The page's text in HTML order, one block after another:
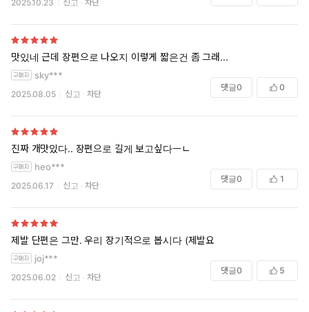
2025.10.23 신고 차단
맛있네 근데 장편으로 나오지 이렇게 짧은건 좀 그래...
sky***
2025.08.05 신고 차단
댓글0 0
진짜 개맛있다.. 장편으로 길게 보고싶다ㅡㄴ
heo***
2025.06.17 신고 차단
댓글0 1
제발 단편은 그만. 우리 장기적으로 봅시다 (제발요
joj***
2025.06.02 신고 차단
댓글0 5